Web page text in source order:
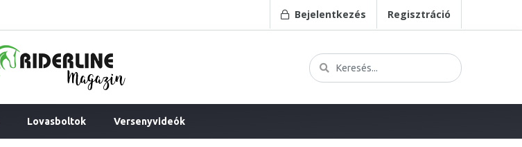
Bejelentkezés Regisztráció
Lovasboltok Versenyvideók